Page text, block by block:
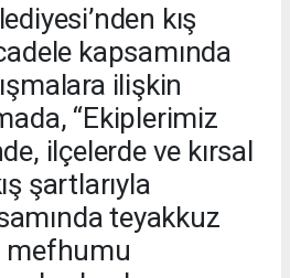
kış
kapsamında
ilişkin
“Ekiplerimiz
ilçelerde ve kırsal
şartlarıyla
teyakkuz
mefhumu